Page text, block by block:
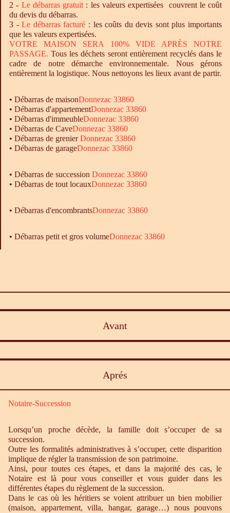
2 - Le débarrasgratuit : les valeurs expertisées couvrent le coût
du devis du débarras.
3 -Le débarrasfacturé : les coûts du devis sont plus importants
que les valeurs expertisées.
VOTRE MAISON SERA 100% VIDE APRÈS NOTRE
PASSAGE. Tous les déchets seront entièrement recyclés dans le
cadre de notre démarche environnementale. Nous gérons
entièrement la logistique. Nous nettoyons les lieux avant de partir.
• Débarras de maisonDonnezac 33860
• Débarras d'appartementDonnezac 33860
• Débarras d'immeubleDonnezac 33860
• Débarras de CaveDonnezac 33860
• Débarras de grenierDonnezac 33860
• Débarras de garageDonnezac 33860
• Débarras de succession Donnezac 33860
• Débarras de tout locauxDonnezac 33860
• Débarras d'encombrantsDonnezac 33860
• Débarras petit et gros volumeDonnezac 33860
Avant
Aprés
Notaire-Succession
Lorsqu’un proche décède, la famille doit s’occuper de sa
succession.
Outre les formalités administratives à s’occuper, cette disparition
implique de régler la transmission de son patrimoine.
Ainsi, pour toutes ces étapes, et dans la majorité des cas, le
Notaire est là pour vous conseiller et vous guider dans les
différentes étapes du règlement de la succession.
Dans le cas où les héritiers se voient attribuer un bien mobilier
(maison, appartement, villa, hangar, garage…) nous pouvons